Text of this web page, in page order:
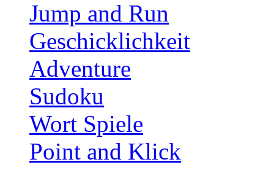
Jump and Run
Geschicklichkeit
Adventure
Sudoku
Wort Spiele
Point and Klick